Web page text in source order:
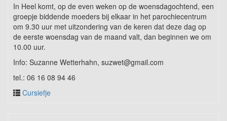
In Heel komt, op de even weken op de woensdagochtend, een
groepje biddende moeders bij elkaar in het parochiecentrum
om 9.30 uur met uitzondering van de keren dat deze dag op
de eerste woensdag van de maand valt, dan beginnen we om
10.00 uur.
Info: Suzanne Wetterhahn, suzwet@gmail.com
tel.: 06 16 08 94 46
Cursiefje